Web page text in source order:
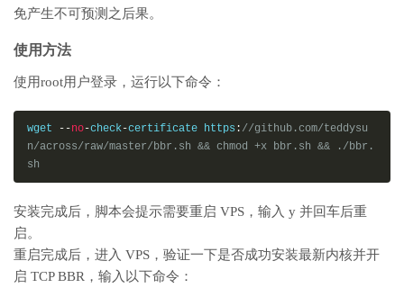
免产生不可预测之后果。
使用方法
使用root用户登录，运行以下命令：
wget --no-check-certificate https : //github.com/teddysu
n/across/raw/master/bbr.sh && chmod +x bbr.sh && ./bbr.
sh
安装完成后，脚本会提示需要重启 VPS，输入 y 并回车后重
启。
重启完成后，进入 VPS，验证一下是否成功安装最新内核并开
启 TCP BBR，输入以下命令：